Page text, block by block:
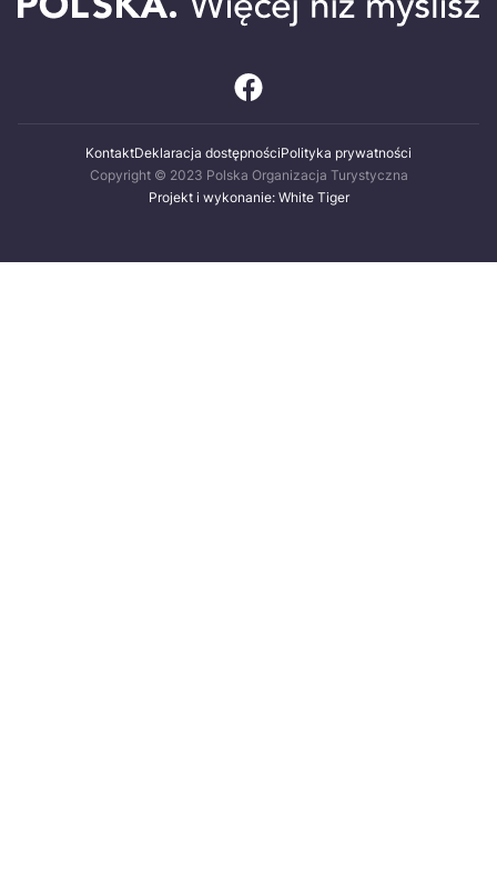
KontaktDeklaracja dostępnościPolityka prywatności
Copyright © 2023 Polska Organizacja Turystyczna
Projekt i wykonanie: White Tiger